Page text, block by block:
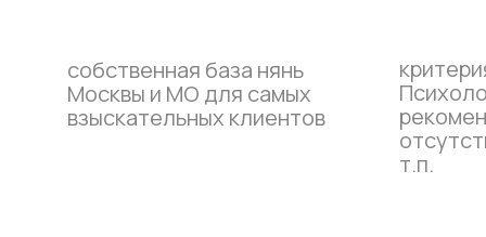
собственная база нянь
Москвы и МО для самых
взыскательных клиентов
т.п.